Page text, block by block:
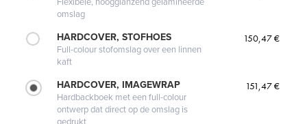
omslag
HARDCOVER, STOFHOES
Full-colour stofomslag over een linnen
kaft
150,47 €
HARDCOVER, IMAGEWRAP
Hardbackboek met een full-colour
ontwerp dat direct op de omslag is
gedrukt
151,47 €